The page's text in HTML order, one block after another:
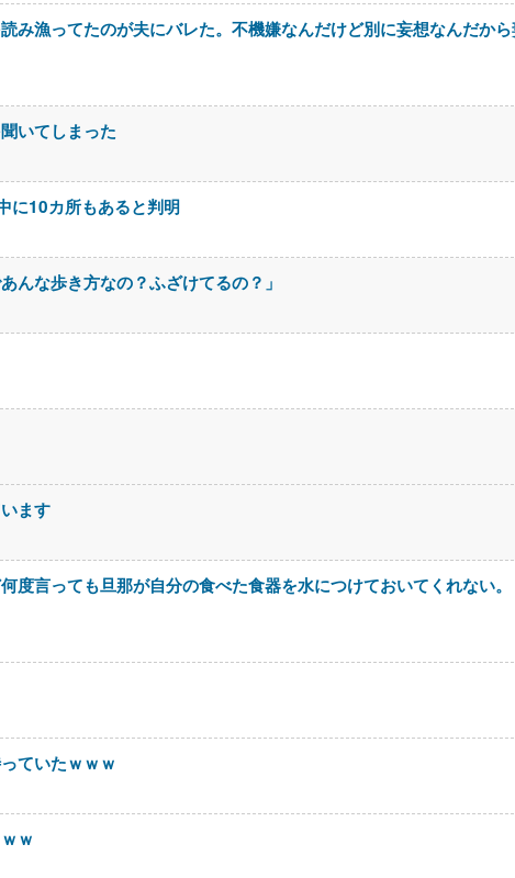
漁ってたのが夫にバレた。不機嫌なんだけど別に妄想なんだか
いてしまった
に10カ所もあると判明
んな歩き方なの？ふざけてるの？」
ます
言っても旦那が自分の食べた食器を水につけておいてくれない
ていたｗｗｗ
ｗ